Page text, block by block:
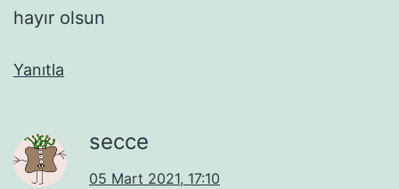
hayır olsun
Yanıtla
secce
05 Mart 2021, 17:10